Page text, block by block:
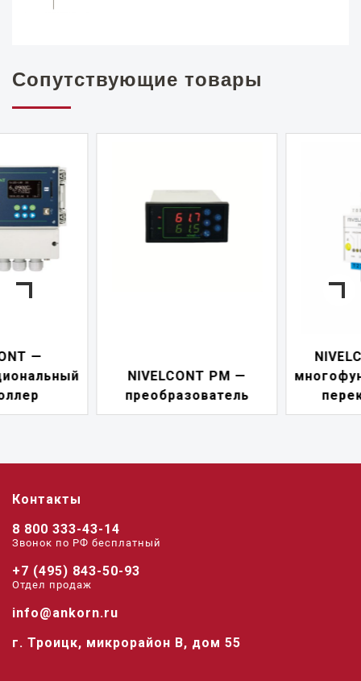
Сопутствующие товары
NIVELCONT PM —
преобразователь
NIVELCONT PKK —
переключатель
Контакты
8 800 333-43-14
Звонок по РФ беcплатный
+7 (495) 843-50-93
Отдел продаж
info@ankorn.ru
г. Троицк, микрорайон В, дом 55